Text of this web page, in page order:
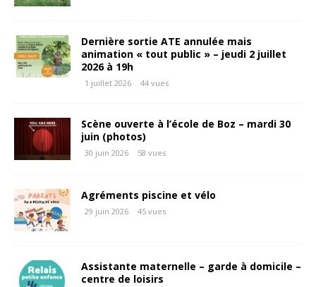
Dernière sortie ATE annulée mais
animation « tout public » – jeudi 2 juillet
2026 à 19h
1 juillet 2026 44 vues
Scène ouverte à l’école de Boz – mardi 30
juin (photos)
30 juin 2026 58 vues
Agréments piscine et vélo
29 juin 2026 45 vues
Assistante maternelle – garde à domicile –
centre de loisirs